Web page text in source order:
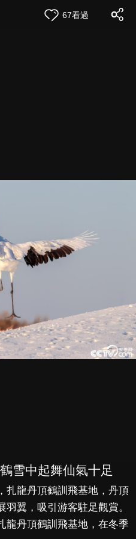
67看過
雪中起舞仙氣十足
龍丹頂鶴訓飛基地，丹頂
翼，吸引游客駐足觀賞。
丹頂鶴訓飛基地，在冬季